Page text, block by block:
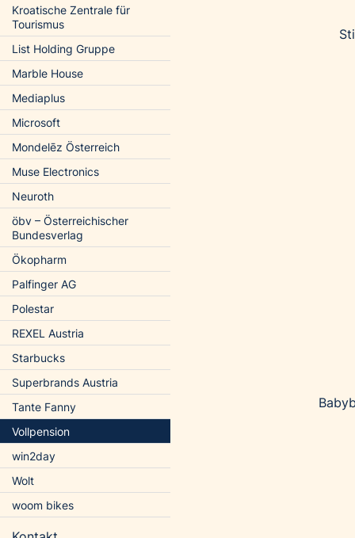
Kroatische Zentrale für
Tourismus
List Holding Gruppe
Marble House
Mediaplus
Microsoft
Mondelēz Österreich
Muse Electronics
Neuroth
öbv – Österreichischer
Bundesverlag
Ökopharm
Palfinger AG
Polestar
REXEL Austria
Starbucks
Superbrands Austria
Tante Fanny
Vollpension
win2day
Wolt
woom bikes